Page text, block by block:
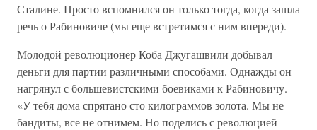
Сталине. Просто вспомнился он только тогда, когда зашла
речь о Рабиновиче (мы еще встретимся с ним впереди).
Молодой революционер Коба Джугашвили добывал
деньги для партии различными способами. Однажды он
нагрянул с большевистскими боевиками к Рабиновичу.
«У тебя дома спрятано сто килограммов золота. Мы не
бандиты, все не отнимем. Но поделись с революцией —